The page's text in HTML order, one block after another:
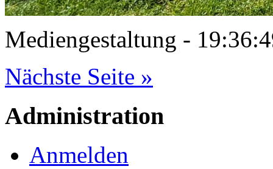
Mediengestaltung -
Nächste Seite »
Administration
Anmelden